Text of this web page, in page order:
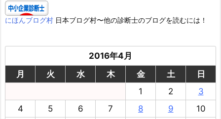
にほんブログ村 日本ブログ村〜他の診断士のブログを読むには！
2016年4月
月
火 水 木 金 土
日
1
2
3
4
5 6 7 8 9
10